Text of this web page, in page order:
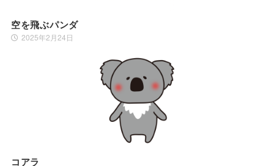
空を飛ぶパンダ
2025年2月24日
コアラ